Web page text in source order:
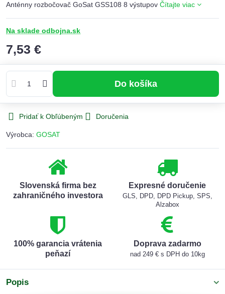
Anténny rozbočovač GoSat GSS108 8 výstupov Čítajte viac
Na sklade odbojna.sk
7,53 €
Do košíka
Pridať k Obľúbeným Doručenia
Výrobca: GOSAT
Slovenská firma bez
zahraničného investora
Expresné doručenie
GLS, DPD, DPD Pickup, SPS,
Alzabox
100% garancia vrátenia
peňazí
Doprava zadarmo
nad 249 € s DPH do 10kg
Popis